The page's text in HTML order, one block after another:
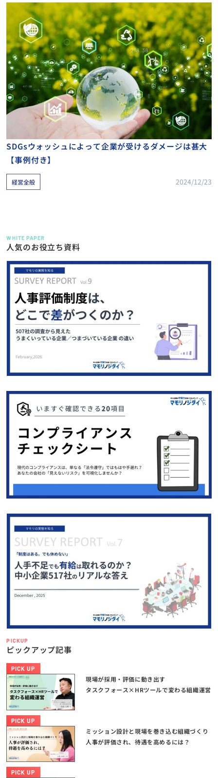
SDGsウォッシュによって企業が受けるダメージは甚大
【事例付き】
経営全般 2024/12/23
WHITE PAPER
人気のお役立ち資料
PICKUP
ピックアップ記事
PICK UP
現場が採用・評価に動き出す
タスクフォース×HRツールで変わる組織運営
PICK UP
ミッション設計と現場を巻き込む組織づくり
人事が評価され、待遇を高めるには？
PICK UP